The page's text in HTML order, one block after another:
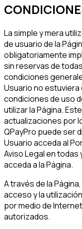
La simple y mera
de usuario de la
obligatoriamente
sin reservas de
condiciones
Usuario no
condiciones de uso
utilizar la Página.
actualizaciones por
QPayPro puede ser
Usuario acceda al
Aviso Legal en todas
acceda a la Página.
A través de la
acceso y la
por medio de
autorizados.